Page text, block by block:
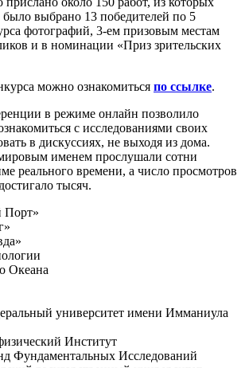
выбрано 13 победителей по 5
фотографий, 3-ем призовым местам
и в номинации «Приз зрительских
можно ознакомиться по ссылке.
в режиме онлайн позволило
с исследованиями своих
в дискуссиях, не выходя из дома.
именем прослушали сотни
реального времени, а число просмотров
тысяч.